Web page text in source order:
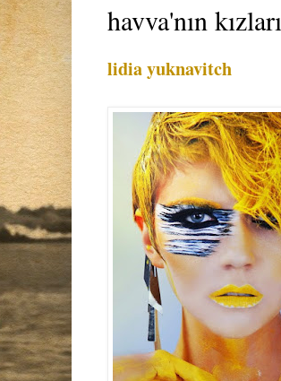
havva'nın kızları
lidia yuknavitch